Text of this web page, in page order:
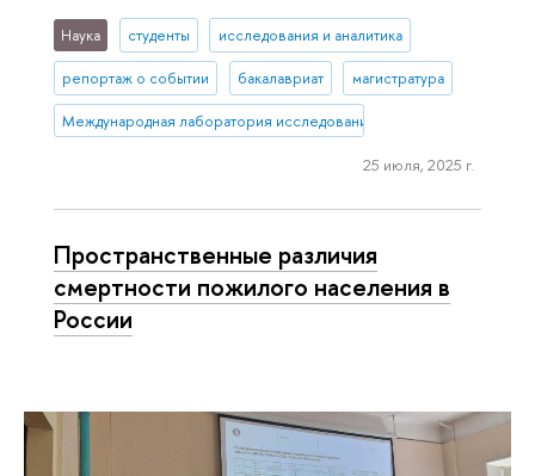
Наука студенты исследования и аналитика
репортаж о событии бакалавриат магистратура
Международная лаборатория исследований населения и
25 июля, 2025 г.
Пространственные различия
смертности пожилого населения в
России